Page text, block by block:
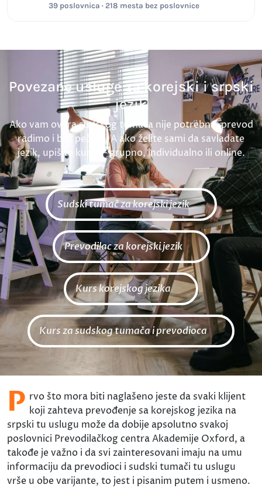
39 poslovnica · 218 mesta bez poslovnice
Povezane usluge za korejski i srpski
jezik
Ako vam overa sudskog tumača nije potrebna, prevod
radimo i bez pečata. A ako želite sami da savladate
jezik, upišite kurs — grupno, individualno ili online.
Sudski tumač za korejski jezik
Prevodilac za korejski jezik
Kurs korejskog jezika
Kurs za sudskog tumača i prevodioca
P rvo što mora biti naglašeno jeste da svaki klijent
koji zahteva prevođenje sa korejskog jezika na
srpski tu uslugu može da dobije apsolutno svakoj
poslovnici Prevodilačkog centra Akademije Oxford, a
takođe je važno i da svi zainteresovani imaju na umu
informaciju da prevodioci i sudski tumači tu uslugu
vrše u obe varijante, to jest i pisanim putem i usmeno.